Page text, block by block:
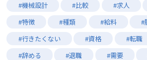
#機械設計
#比較 #求人
#特徴
#種類 #給料
#
#行きたくない
#資格 #転職
#辞める
#退職 #需要